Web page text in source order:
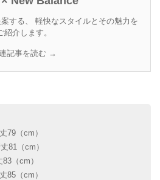
する、 軽快なスタイルとその魅力を
紹介します。
記事を読む →
79（cm）
81（cm）
（cm）
85（cm）